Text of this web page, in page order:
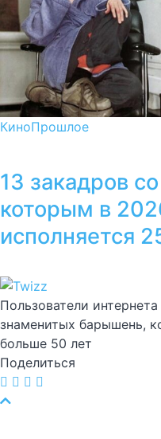
КиноПрошлое
13 закадров
которым в
исполняется
Пользователи
знаменитых барышень,
больше 50 лет
Поделиться